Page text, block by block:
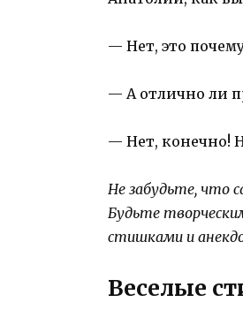
— Нет, это
— А отлично ли
— Нет, конечно!
Не забудьте, что
Будьте
стишками и
Веселые